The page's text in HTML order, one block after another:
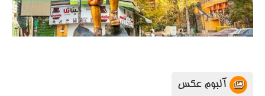
آلبوم عکس